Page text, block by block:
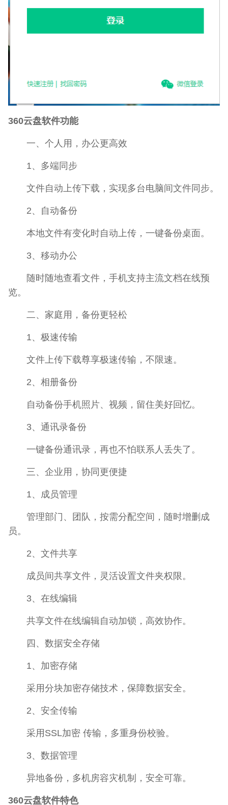
360云盘软件功能
一、个人用，办公更高效
1、多端同步
文件自动上传下载，实现多台电脑间文件同步。
2、自动备份
本地文件有变化时自动上传，一键备份桌面。
3、移动办公
随时随地查看文件，手机支持主流文档在线预
览。
二、家庭用，备份更轻松
1、极速传输
文件上传下载尊享极速传输，不限速。
2、相册备份
自动备份手机照片、视频，留住美好回忆。
3、通讯录备份
一键备份通讯录，再也不怕联系人丢失了。
三、企业用，协同更便捷
1、成员管理
管理部门、团队，按需分配空间，随时增删成
员。
2、文件共享
成员间共享文件，灵活设置文件夹权限。
3、在线编辑
共享文件在线编辑自动加锁，高效协作。
四、数据安全存储
1、加密存储
采用分块加密存储技术，保障数据安全。
2、安全传输
采用SSL加密 传输，多重身份校验。
3、数据管理
异地备份，多机房容灾机制，安全可靠。
360云盘软件特色